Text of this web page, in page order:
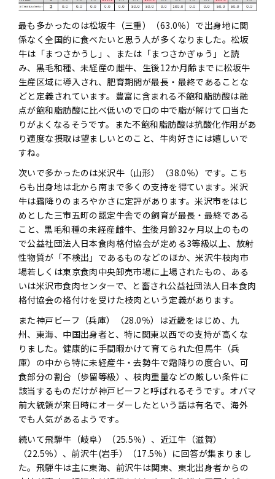
最も多かったのは松坂牛（三重）（63.0％）で出身地に関
係なく全国的に食べたいと思う人が多くなりました。松坂
牛は「まつさかうし」、または「まつさかぎゅう」と読
み、黒毛和種、未経産の雌牛、生後12か月齢までに松坂牛
生産区域に導入され、肥育期間が最長・最終であることな
どと定義されています。豊富に含まれる不飽和脂肪酸は融
点が飽和脂肪酸に比べ低いので口の中で脂が解けて口当た
りがよくなるそうです。また不飽和脂肪酸は抗酸化作用があ
り適度な摂取は望ましいとのこと、牛肉好きには嬉しいで
すね。
次いで多かったのは米沢牛（山形）（38.0％）です。こち
らも出身地は北から南まで多くの支持を得ています。米沢
牛は霜降りのまろやかさに定評があります。米沢市をはじ
めとした三市五町の認定牛舎での飼育が最長・最終である
こと、黒毛和種の未経産雌牛、生後月齢32ヶ月以上のもの
で公益社団法人日本食肉格付協会が定める3等級以上、放射
性物質が「不検出」であるものなどのほか、米沢牛枝肉市
場若しくは東京食肉中央卸売市場に上場されたもの、ある
いは米沢市食肉センターで、と畜され公益社団法人日本食肉
格付協会の格付けを受けた枝肉という定義があります。
また神戸ビーフ（兵庫）（28.0％）は近畿をはじめ、九
州、東海、中国出身者と、特に関東以西での支持が高くな
りました。健康的に手間暇かけて育てられた但馬牛（兵
庫）の中から特に未経産牛・去勢牛で霜降りの度合い、可
食部分の割合（歩留等級）、枝肉重量などの厳しい条件に
該当するものだけが神戸ビーフと呼ばれるそうです。オバマ
前大統領が来日時にオーダーしたという話は有名で、海外
でも人気があるようです。
続いて飛騨牛（岐阜）（25.5％）、近江牛（滋賀）
（22.5％）、前沢牛(岩手）（17.5％）に回答が集まりまし
た。飛騨牛は主に東海、前沢牛は関東、東北出身者からの